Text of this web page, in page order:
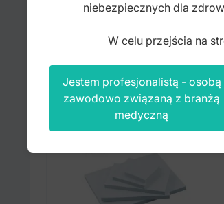
niebezpiecznych dla
W celu przejścia na
Jestem profesjonalistą - osobą
zawodowo związaną z branżą
medyczną